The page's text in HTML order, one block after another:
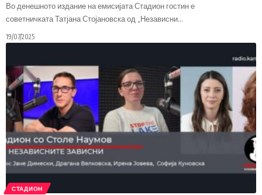
Во денешното издание на емисијата Стадион гостин е
советничката Татјана Стојановска од „Независни…
19/07/2025
СТАДИОН